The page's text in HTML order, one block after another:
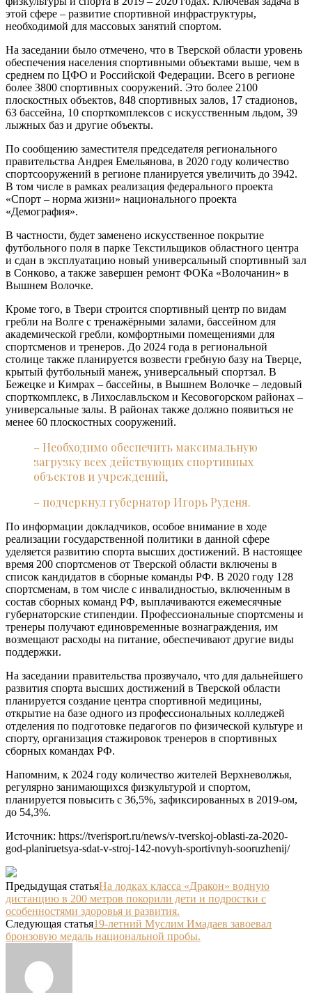
этой сфере – развитие спортивной инфраструктуры,
необходимой для массовых занятий спортом.
На заседании было отмечено, что в Тверской области уровень
обеспечения населения спортивными объектами выше, чем в
среднем по ЦФО и Российской Федерации. Всего в регионе
более 3800 спортивных сооружений. Это более 2100
плоскостных объектов, 848 спортивных залов, 17 стадионов,
63 бассейна, 10 спорткомплексов с искусственным льдом, 39
лыжных баз и другие объекты.
По сообщению заместителя председателя регионального
правительства Андрея Емельянова, в 2020 году количество
спортсооружений в регионе планируется увеличить до 3942.
В том числе в рамках реализация федерального проекта
«Спорт – норма жизни» национального проекта
«Демография».
В частности, будет заменено искусственное покрытие
футбольного поля в парке Текстильщиков областного центра
и сдан в эксплуатацию новый универсальный спортивный зал
в Сонково, а также завершен ремонт ФОКа «Волочанин» в
Вышнем Волочке.
Кроме того, в Твери строится спортивный центр по видам
гребли на Волге с тренажёрными залами, бассейном для
академической гребли, комфортными помещениями для
спортсменов и тренеров. До 2024 года в региональной
столице также планируется возвести гребную базу на Тверце,
крытый футбольный манеж, универсальный спортзал. В
Бежецке и Кимрах – бассейны, в Вышнем Волочке – ледовый
спорткомплекс, в Лихославльском и Кесовогорском районах –
универсальные залы. В районах также должно появиться не
менее 60 плоскостных сооружений.
– Необходимо обеспечить максимальную
загрузку всех действующих спортивных
объектов и учреждений,
– подчеркнул губернатор Игорь Руденя.
По информации докладчиков, особое внимание в ходе
реализации государственной политики в данной сфере
уделяется развитию спорта высших достижений. В настоящее
время 200 спортсменов от Тверской области включены в
список кандидатов в сборные команды РФ. В 2020 году 128
спортсменам, в том числе с инвалидностью, включенным в
состав сборных команд РФ, выплачиваются ежемесячные
губернаторские стипендии. Профессиональные спортсмены и
тренеры получают единовременные вознаграждения, им
возмещают расходы на питание, обеспечивают другие виды
поддержки.
На заседании правительства прозвучало, что для дальнейшего
развития спорта высших достижений в Тверской области
планируется создание центра спортивной медицины,
открытие на базе одного из профессиональных колледжей
отделения по подготовке педагогов по физической культуре и
спорту, организация стажировок тренеров в спортивных
сборных командах РФ.
Напомним, к 2024 году количество жителей Верхневолжья,
регулярно занимающихся физкультурой и спортом,
планируется повысить с 36,5%, зафиксированных в 2019-ом,
до 54,3%.
Источник: https://tverisport.ru/news/v-tverskoj-oblasti-za-2020-
god-planiruetsya-sdat-v-stroj-142-novyh-sportivnyh-sooruzhenij/
Предыдущая статьяНа лодках класса «Дракон» водную
дистанцию в 200 метров покорили дети и подростки с
особенностями здоровья и развития.
Следующая статья19-летний Муслим Имадаев завоевал
бронзовую медаль национальной пробы.